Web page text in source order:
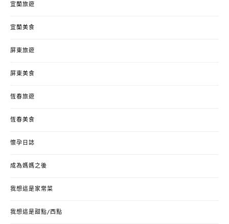
宜蘭旅遊
宜蘭美食
屏東旅遊
屏東美食
恆春旅遊
恆春美食
懷孕日誌
成為媽媽之後
我想這是家常菜
我想這是甜點/西點